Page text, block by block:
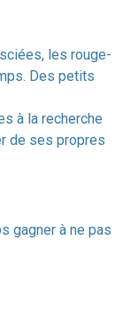
les rouge-
Des petits
à la recherche
de ses propres
gagner à ne pas